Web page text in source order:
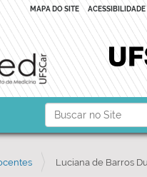
Busca
Busca Avançada…
MAPA DO SITE ACESSIBILIDADE
Luciana de Barros